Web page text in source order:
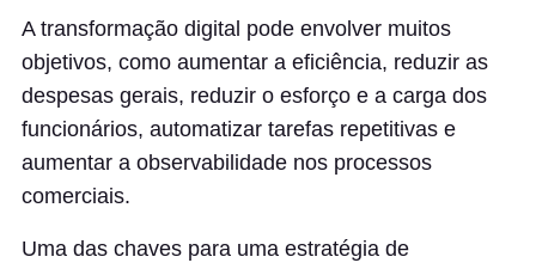
A transformação digital pode envolver muitos
objetivos, como aumentar a eficiência, reduzir as
despesas gerais, reduzir o esforço e a carga dos
funcionários, automatizar tarefas repetitivas e
aumentar a observabilidade nos processos
comerciais.
Uma das chaves para uma estratégia de